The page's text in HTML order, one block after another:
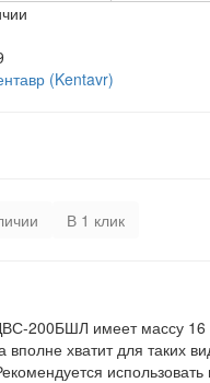
(Kentavr)
В 1 клик
200БШЛ имеет массу
вполне хватит для таких